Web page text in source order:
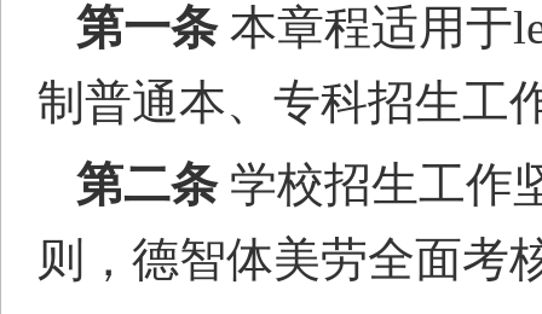
第一条 本章程适用于
制普通本、专科招生工
第二条 学校招生工作
则，德智体美劳全面考